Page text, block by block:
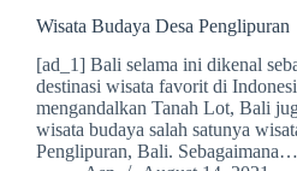
Wisata Budaya Desa Penglipuran
[ad_1] Bali selama ini dikenal
destinasi wisata favorit di
mengandalkan Tanah Lot, Bali
wisata budaya salah satunya
Penglipuran, Bali. Sebagaimana…